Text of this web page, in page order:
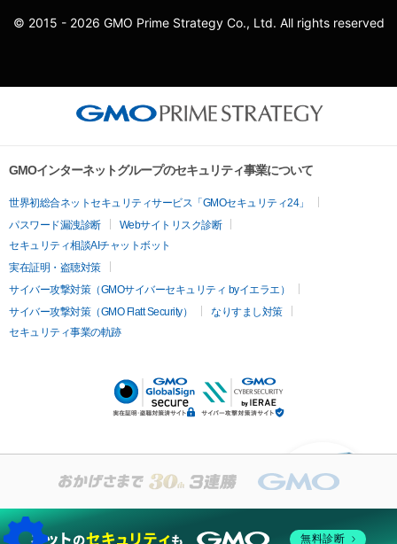
© 2015 - 2026 GMO Prime Strategy Co., Ltd. All rights reserved
GMOインターネットグループのセキュリティ事業について
世界初総合ネットセキュリティサービス「GMOセキュリティ24」
パスワード漏洩診断
Webサイトリスク診断
セキュリティ相談AIチャットボット
実在証明・盗聴対策
サイバー攻撃対策（GMOサイバーセキュリティ byイエラエ）
サイバー攻撃対策（GMO Flatt Security）
なりすまし対策
セキュリティ事業の軌跡
KUSANAGIについての質
無料診断